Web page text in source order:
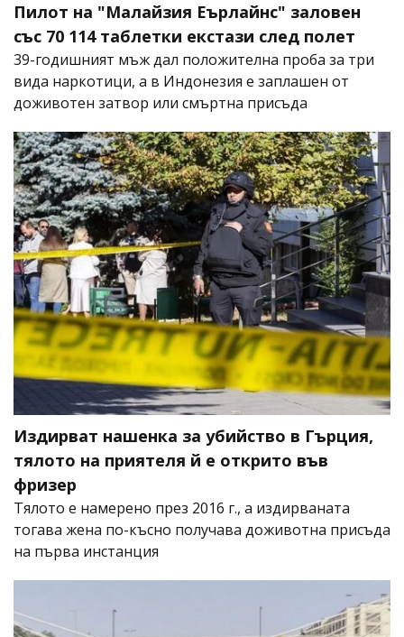
Пилот на "Малайзия Еърлайнс" заловен
със 70 114 таблетки екстази след полет
39-годишният мъж дал положителна проба за три
вида наркотици, а в Индонезия е заплашен от
доживотен затвор или смъртна присъда
Издирват нашенка за убийство в Гърция,
тялото на приятеля й е открито във
фризер
Тялото е намерено през 2016 г., а издирваната
тогава жена по-късно получава доживотна присъда
на първа инстанция